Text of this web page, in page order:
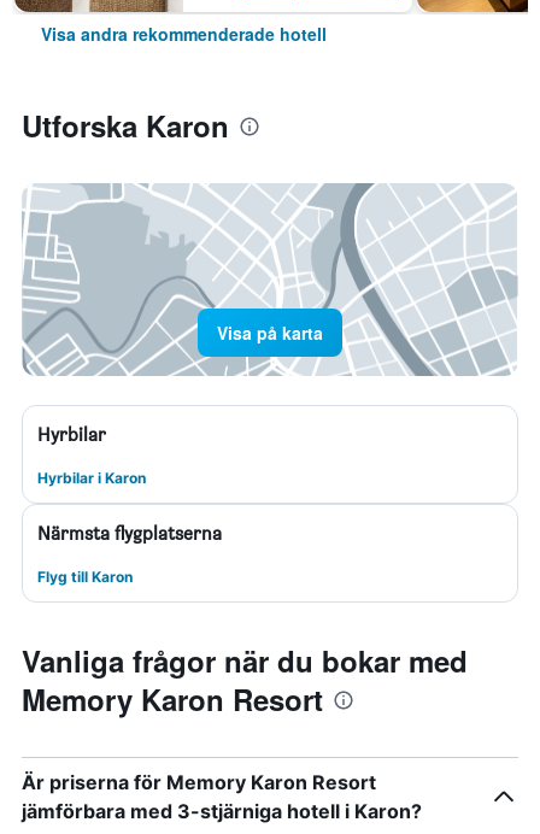
Visa andra rekommenderade hotell
Utforska Karon
Visa på karta
Hyrbilar
Hyrbilar i Karon
Närmsta flygplatserna
Flyg till Karon
Vanliga frågor när du bokar med
Memory Karon Resort
Är priserna för Memory Karon Resort
jämförbara med 3-stjärniga hotell i Karon?